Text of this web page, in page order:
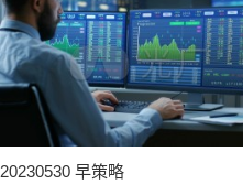
20230530 早策略